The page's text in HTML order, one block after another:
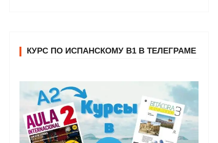
КУРС ПО ИСПАНСКОМУ В1 В ТЕЛЕГРАМЕ